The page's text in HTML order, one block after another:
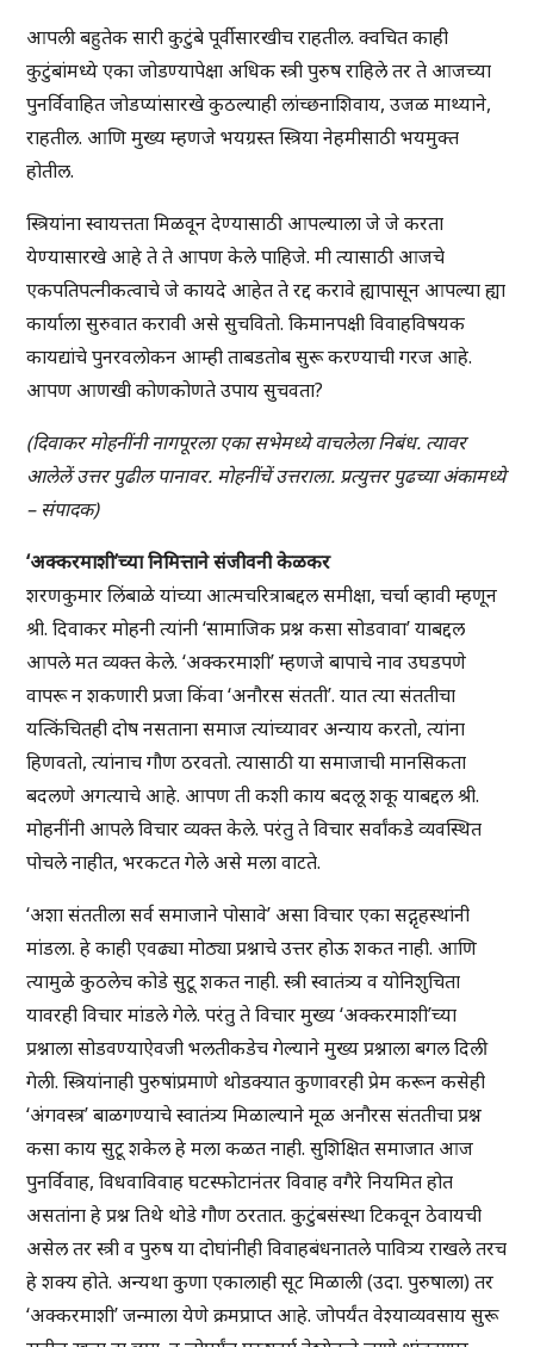
आपली बहुतेक सारी कुटुंबे पूर्वीसारखीच राहतील. क्वचित काही
कुटुंबांमध्ये एका जोडण्यापेक्षा अधिक स्त्री पुरुष राहिले तर ते आजच्या
पुनर्विवाहित जोडप्यांसारखे कुठल्याही लांच्छनाशिवाय, उजळ माथ्याने,
राहतील. आणि मुख्य म्हणजे भयग्रस्त स्त्रिया नेहमीसाठी भयमुक्त
होतील.
स्त्रियांना स्वायत्तता मिळवून देण्यासाठी आपल्याला जे जे करता
येण्यासारखे आहे ते ते आपण केले पाहिजे. मी त्यासाठी आजचे
एकपतिपत्नीकत्वाचे जे कायदे आहेत ते रद्द करावे ह्यापासून आपल्या ह्या
कार्याला सुरुवात करावी असे सुचवितो. किमानपक्षी विवाहविषयक
कायद्यांचे पुनरवलोकन आम्ही ताबडतोब सुरू करण्याची गरज आहे.
आपण आणखी कोणकोणते उपाय सुचवता?
(दिवाकर मोहनींनी नागपूरला एका सभेमध्ये वाचलेला निबंध. त्यावर
आलेलें उत्तर पुढील पानावर. मोहनींचें उत्तराला. प्रत्युत्तर पुढच्या अंकामध्ये
– संपादक)
‘अक्करमाशी’च्या निमित्ताने संजीवनी केळकर
शरणकुमार लिंबाळे यांच्या आत्मचरित्राबद्दल समीक्षा, चर्चा व्हावी म्हणून
श्री. दिवाकर मोहनी त्यांनी ‘सामाजिक प्रश्न कसा सोडवावा’ याबद्दल
आपले मत व्यक्त केले. ‘अक्करमाशी’ म्हणजे बापाचे नाव उघडपणे
वापरू न शकणारी प्रजा किंवा ‘अनौरस संतती’. यात त्या संततीचा
यत्किंचितही दोष नसताना समाज त्यांच्यावर अन्याय करतो, त्यांना
हिणवतो, त्यांनाच गौण ठरवतो. त्यासाठी या समाजाची मानसिकता
बदलणे अगत्याचे आहे. आपण ती कशी काय बदलू शकू याबद्दल श्री.
मोहनींनी आपले विचार व्यक्त केले. परंतु ते विचार सर्वांकडे व्यवस्थित
पोचले नाहीत, भरकटत गेले असे मला वाटते.
‘अशा संततीला सर्व समाजाने पोसावे’ असा विचार एका सद्गृहस्थांनी
मांडला. हे काही एवढ्या मोठ्या प्रश्नाचे उत्तर होऊ शकत नाही. आणि
त्यामुळे कुठलेच कोडे सुटू शकत नाही. स्त्री स्वातंत्र्य व योनिशुचिता
यावरही विचार मांडले गेले. परंतु ते विचार मुख्य ‘अक्करमाशी’च्या
प्रश्नाला सोडवण्याऐवजी भलतीकडेच गेल्याने मुख्य प्रश्नाला बगल दिली
गेली. स्त्रियांनाही पुरुषांप्रमाणे थोडक्यात कुणावरही प्रेम करून कसेही
‘अंगवस्त्र’ बाळगण्याचे स्वातंत्र्य मिळाल्याने मूळ अनौरस संततीचा प्रश्न
कसा काय सुटू शकेल हे मला कळत नाही. सुशिक्षित समाजात आज
पुनर्विवाह, विधवाविवाह घटस्फोटानंतर विवाह वगैरे नियमित होत
असतांना हे प्रश्न तिथे थोडे गौण ठरतात. कुटुंबसंस्था टिकवून ठेवायची
असेल तर स्त्री व पुरुष या दोघांनीही विवाहबंधनातले पावित्र्य राखले तरच
हे शक्य होते. अन्यथा कुणा एकालाही सूट मिळाली (उदा. पुरुषाला) तर
‘अक्करमाशी’ जन्माला येणे क्रमप्राप्त आहे. जोपर्यंत वेश्याव्यवसाय सुरू